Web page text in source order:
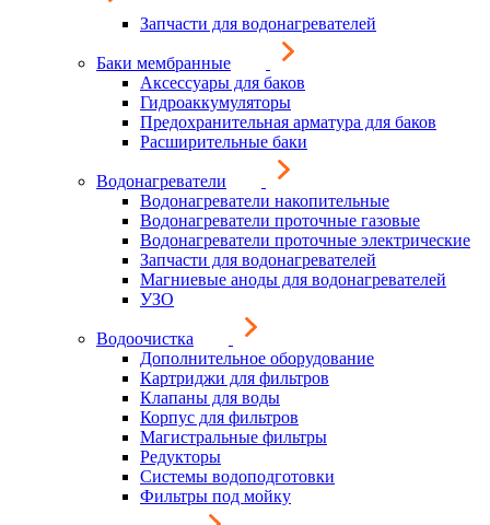
Запчасти для водонагревателей
Баки мембранные
Аксессуары для баков
Гидроаккумуляторы
Предохранительная арматура для баков
Расширительные баки
Водонагреватели
Водонагреватели накопительные
Водонагреватели проточные газовые
Водонагреватели проточные электрические
Запчасти для водонагревателей
Магниевые аноды для водонагревателей
УЗО
Водоочистка
Дополнительное оборудование
Картриджи для фильтров
Клапаны для воды
Корпус для фильтров
Магистральные фильтры
Редукторы
Системы водоподготовки
Фильтры под мойку